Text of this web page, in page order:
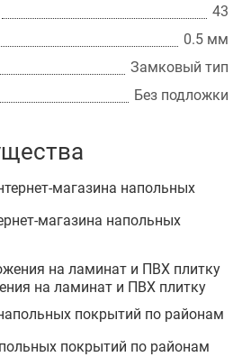
43
0.5 мм
Замковый тип
Без подложки
магазина напольных
на ламинат и ПВХ плитку
покрытий по районам